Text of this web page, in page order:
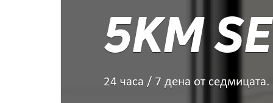
5KM
24 часа / 7 дена от седмицата.